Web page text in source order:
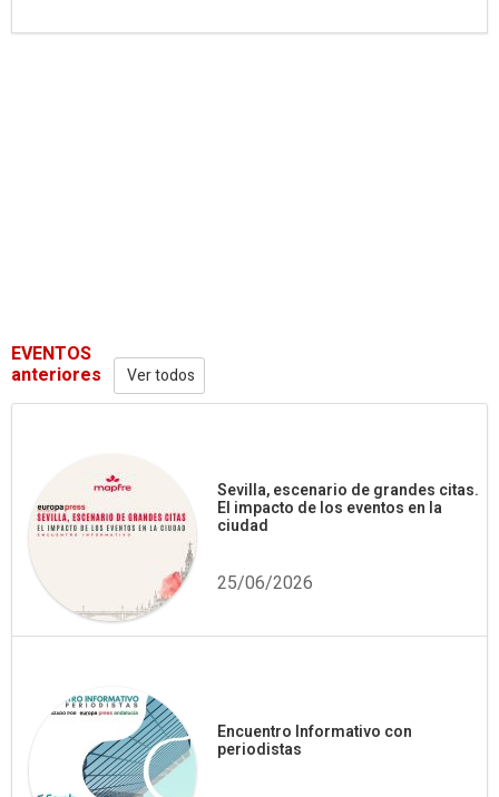
EVENTOS
anteriores Ver todos
Sevilla, escenario de grandes citas.
El impacto de los eventos en la
ciudad
25/06/2026
Encuentro Informativo con
periodistas